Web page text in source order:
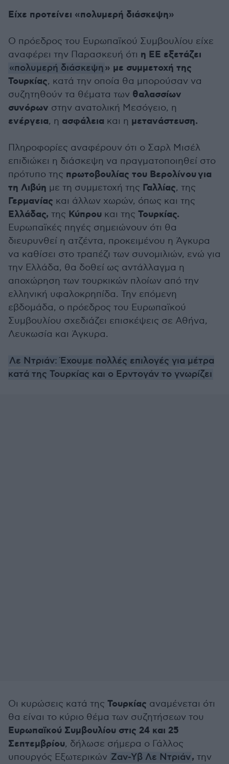
Είχε προτείνει «πολυμερή διάσκεψη»
Ο πρόεδρος του Ευρωπαϊκού Συμβουλίου είχε
αναφέρει την Παρασκευή ότι η ΕΕ εξετάζει
«πολυμερή διάσκεψη» με συμμετοχή της
Τουρκίας, κατά την οποία θα μπορούσαν να
συζητηθούν τα θέματα των θαλασσίων
συνόρων στην ανατολική Μεσόγειο, η
ενέργεια, η ασφάλεια και η μετανάστευση.
Πληροφορίες αναφέρουν ότι ο Σαρλ Μισέλ
επιδιώκει η διάσκεψη να πραγματοποιηθεί στο
πρότυπο της πρωτοβουλίας του Βερολίνου για
τη Λιβύη με τη συμμετοχή της Γαλλίας, της
Γερμανίας και άλλων χωρών, όπως και της
Ελλάδας, της Κύπρου και της Τουρκίας.
Ευρωπαϊκές πηγές σημειώνουν ότι θα
διευρυνθεί η ατζέντα, προκειμένου η Άγκυρα
να καθίσει στο τραπέζι των συνομιλιών, ενώ για
την Ελλάδα, θα δοθεί ως αντάλλαγμα η
αποχώρηση των τουρκικών πλοίων από την
ελληνική υφαλοκρηπίδα. Την επόμενη
εβδομάδα, ο πρόεδρος του Ευρωπαϊκού
Συμβουλίου σχεδιάζει επισκέψεις σε Αθήνα,
Λευκωσία και Άγκυρα.
Λε Ντριάν: Έχουμε πολλές επιλογές για μέτρα
κατά της Τουρκίας και ο Ερντογάν το γνωρίζει
Οι κυρώσεις κατά της Τουρκίας αναμένεται ότι
θα είναι το κύριο θέμα των συζητήσεων του
Ευρωπαϊκού Συμβουλίου στις 24 και 25
Σεπτεμβρίου, δήλωσε σήμερα ο Γάλλος
υπουργός Εξωτερικών Ζαν-Υβ Λε Ντριάν, την